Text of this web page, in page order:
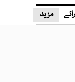
رائے مزید